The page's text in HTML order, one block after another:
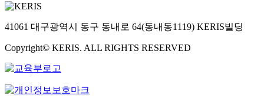
41061 대구광역시 동구 동내로 64(동내동1119) KERIS빌딩
Copyright© KERIS. ALL RIGHTS RESERVED